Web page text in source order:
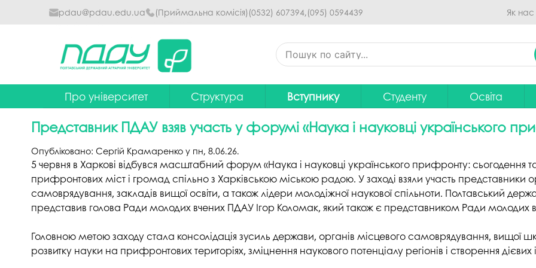
Перейти до основного
pdau@pdau.edu.ua (Приймальна комісія)(0532) 607394,(095) 0594439 Як нас
Про університет
Досягнення
Сталий розвиток
Політики університету
Історія
Гімн ПДАУ
Структура
Наглядова рада
Вчена рада університету
Факультети та інститути
Кафедри
Коледжі
Бібліотека
Вступнику
Приймальна комісія
Фінансова підтримка на
навчання
Підготовчі курси
Європейська освіта без ЗНО
Студенту
Дистанційне навчання
Рейтинг успішності студентів
Оплата за навчання
Практика
Студентський Сенат
університету
Освіта
Освітні
Проєкти ОП
Графік
Положення про
Громадське
нормативних
Представник ПДАУ взяв участь у форумі «Наука і науковці українського
Опубліковано: Сергій Крамаренко у пн, 8.06.26.
5 червня в Харкові відбувся масштабний форум «Наука і науковці українського прифронту: сьогодення
прифронтових міст і громад спільно з Харківською міською радою. У заході взяли участь представники
самоврядування, закладів вищої освіти, а також лідери молодіжної наукової спільноти. Полтавський
представив голова Ради молодих вчених ПДАУ Ігор Коломак, який також є представником Ради молодих
Головною метою заходу стала консолідація зусиль держави, органів місцевого самоврядування, вищої
розвитку науки на прифронтових територіях, зміцнення наукового потенціалу регіонів і створення